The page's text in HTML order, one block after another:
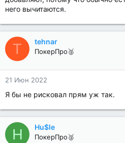
него вычитаются.
T tehnar
ПокерПро🥈
21 Июн 2022
Я бы не рисковал прям уж так.
H Hu$le
ПокерПро🥈